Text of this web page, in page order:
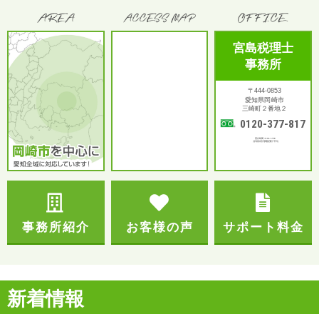
事務所紹介 お客様の声
宮島税理士
事務所
〒444-0853
愛知県岡崎市
三崎町２番地２
0120-377-817
受付時間：9:00～17:00
土日祝対応可(電話受付 平日)
サポート料金
新着情報